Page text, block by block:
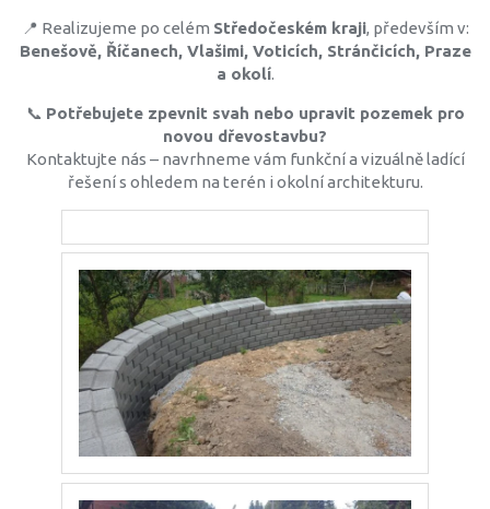
📍 Realizujeme po celém Středočeském kraji, především v:
Benešově, Říčanech, Vlašimi, Voticích, Stránčicích, Praze
a okolí.
📞 Potřebujete zpevnit svah nebo upravit pozemek pro
novou dřevostavbu?
Kontaktujte nás – navrhneme vám funkční a vizuálně ladící
řešení s ohledem na terén i okolní architekturu.